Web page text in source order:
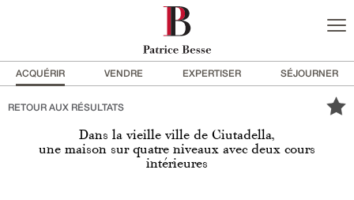
ACQUÉRIR VENDRE EXPERTISER SÉJOURNER
RETOUR AUX RÉSULTATS
Dans la vieille ville de Ciutadella,
une maison sur quatre niveaux avec deux cours
intérieures